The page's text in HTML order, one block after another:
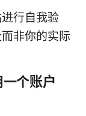
行自我验
非你的实际
个账户